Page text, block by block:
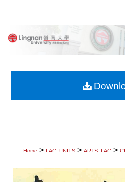
Browse
About
Home > FAC_UNITS > ARTS_FAC >